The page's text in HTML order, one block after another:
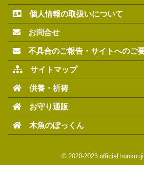
個人情報の取扱いについて
お問合せ
不具合のご報告・サイトへのご
サイトマップ
供養・祈祷
お守り通販
木魚のぽっくん
©2020-2023